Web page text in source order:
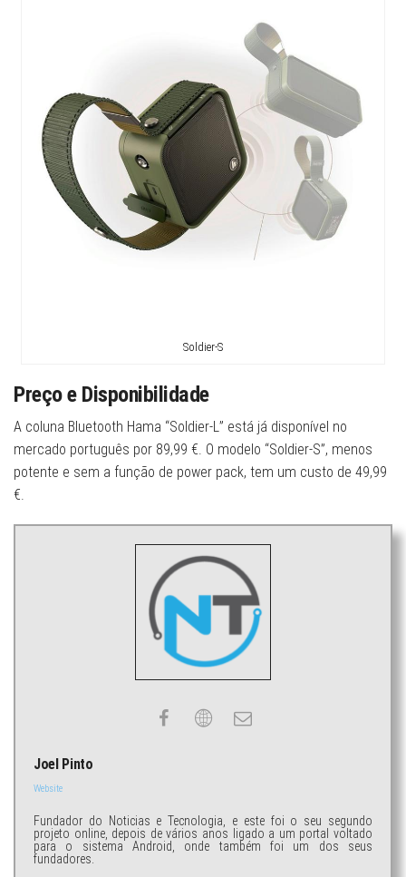
Soldier-S
Preço e Disponibilidade
A coluna Bluetooth Hama “Soldier-L” está já disponível no
mercado português por 89,99 €. O modelo “Soldier-S”, menos
potente e sem a função de power pack, tem um custo de 49,99
€.
Joel Pinto
Website
Fundador do Noticias e Tecnologia, e este foi o seu segundo
projeto online, depois de vários anos ligado a um portal voltado
para o sistema Android, onde também foi um dos seus
fundadores.